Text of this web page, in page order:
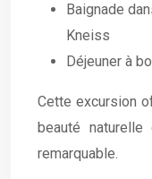
Baignade
Kneiss
Déjeuner à
Cette excursion
beauté
remarquable.